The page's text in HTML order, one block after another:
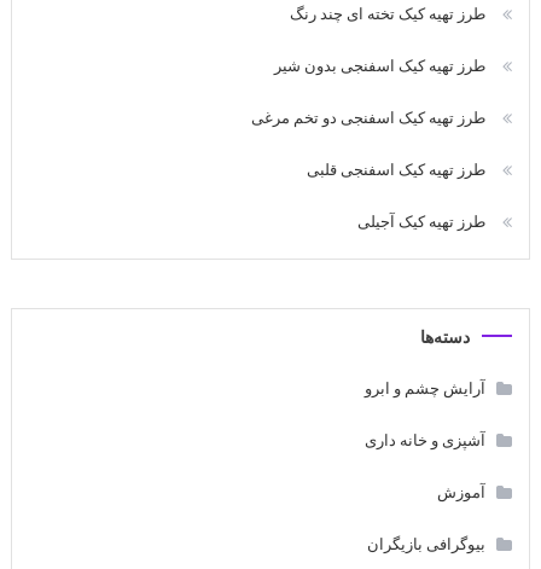
طرز تهیه کیک تخته ای چند رنگ
طرز تهیه کیک اسفنجی بدون شیر
طرز تهیه کیک اسفنجی دو تخم مرغی
طرز تهیه کیک اسفنجی قلبی
طرز تهیه کیک آجیلی
دسته‌ها
آرایش چشم و ابرو
آشپزی و خانه داری
آموزش
بیوگرافی بازیگران